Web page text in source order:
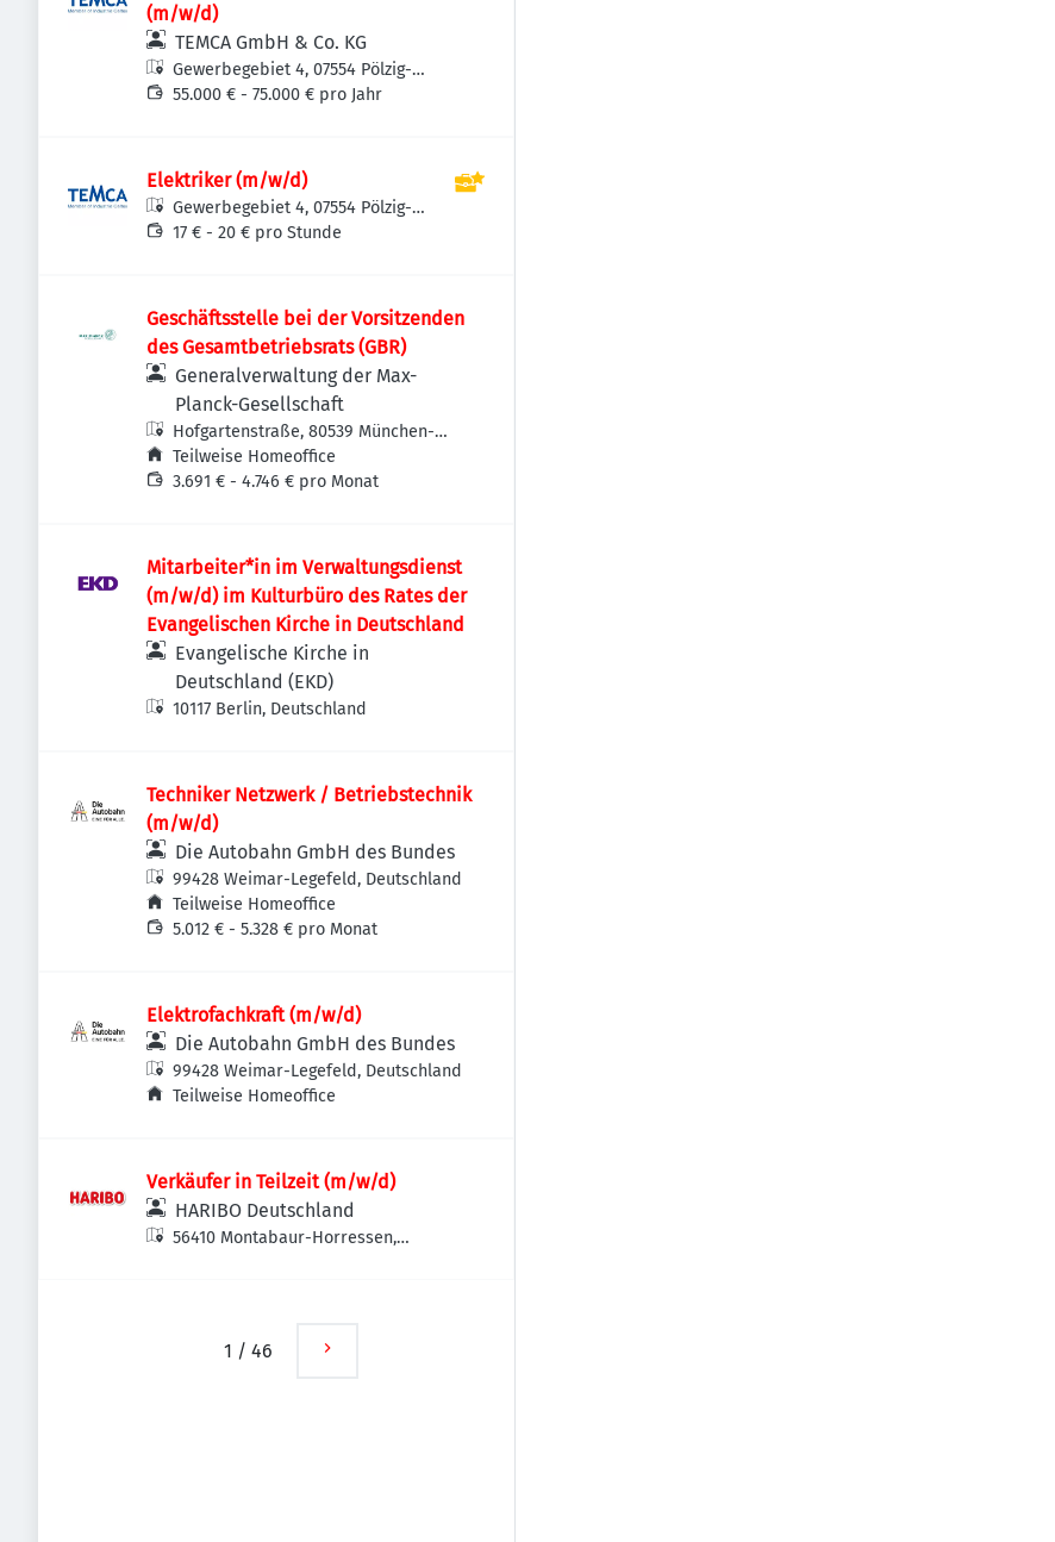
(m/w/d)
TEMCA GmbH & Co. KG
Gewerbegebiet 4, 07554 Pölzig-
Beiersdorf, Deutschland
55.000 € - 75.000 € pro Jahr
Elektriker (m/w/d)
Gewerbegebiet 4, 07554 Pölzig-
Beiersdorf, Deutschland
17 € - 20 € pro Stunde
Geschäftsstelle bei der Vorsitzenden
des Gesamtbetriebsrats (GBR)
Generalverwaltung der Max-
Planck-Gesellschaft
Hofgartenstraße, 80539 München-
Altstadt-Lehel, Deutschland
Teilweise Homeoffice
3.691 € - 4.746 € pro Monat
Mitarbeiter*in im Verwaltungsdienst
(m/w/d) im Kulturbüro des Rates der
Evangelischen Kirche in Deutschland
Evangelische Kirche in
Deutschland (EKD)
10117 Berlin, Deutschland
Techniker Netzwerk / Betriebstechnik
(m/w/d)
Die Autobahn GmbH des Bundes
99428 Weimar-Legefeld, Deutschland
Teilweise Homeoffice
5.012 € - 5.328 € pro Monat
Elektrofachkraft (m/w/d)
Die Autobahn GmbH des Bundes
99428 Weimar-Legefeld, Deutschland
Teilweise Homeoffice
Verkäufer in Teilzeit (m/w/d)
HARIBO Deutschland
56410 Montabaur-Horressen,
1 / 46